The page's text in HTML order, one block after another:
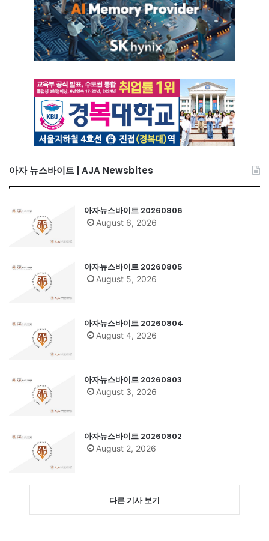
아자 뉴스바이트 | AJA Newsbites
아자뉴스바이트 20260806
August 6, 2026
아자뉴스바이트 20260805
August 5, 2026
아자뉴스바이트 20260804
August 4, 2026
아자뉴스바이트 20260803
August 3, 2026
아자뉴스바이트 20260802
August 2, 2026
다른 기사 보기